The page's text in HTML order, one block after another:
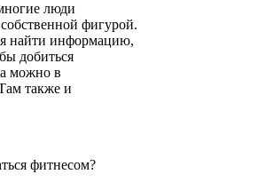
люди
фигурой.
найти информацию,
добиться
можно в
также и